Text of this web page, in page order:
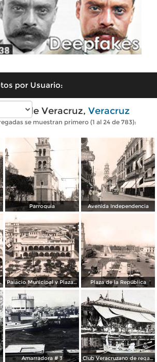
por Usuario:
de Veracruz, Veracruz
se muestran primero (1 al 24 de 783):
Parroquia Avenida Independencia
Municipal Palacio Municipal y Plaza de Armas Plaza de la República
Amarradora # 3 Club Veracruzano de regatas.